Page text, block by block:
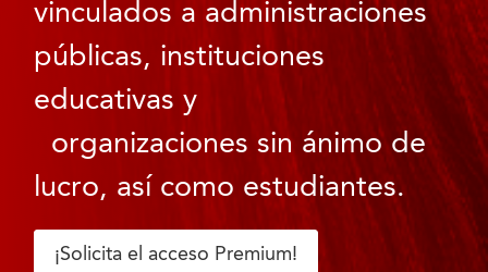
vinculados a administraciones
públicas, instituciones
educativas y
organizaciones sin ánimo de
lucro, así como estudiantes.
¡Solicita el acceso Premium!